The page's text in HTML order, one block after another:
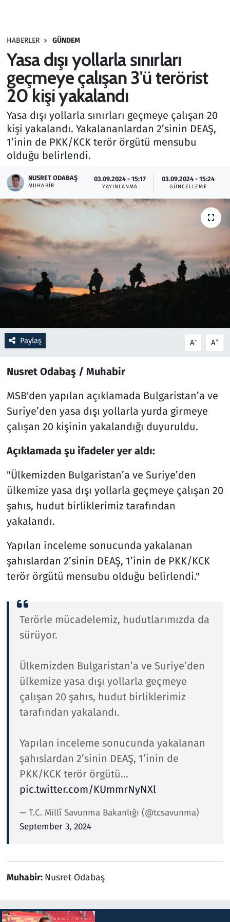
HABERLER GÜNDEM
Yasa dışı yollarla sınırları
geçmeye çalışan 3'ü terörist
20 kişi yakalandı
Yasa dışı yollarla sınırları geçmeye çalışan 20
kişi yakalandı. Yakalananlardan 2’sinin DEAŞ,
1’inin de PKK/KCK terör örgütü mensubu
olduğu belirlendi.
NUSRET ODABAŞ
MUHABIR
03.09.2024 - 15:17
YAYINLANMA
03.09.2024 - 15:24
GÜNCELLEME
Paylaş A- A+
Nusret Odabaş / Muhabir
MSB'den yapılan açıklamada Bulgaristan’a ve
Suriye’den yasa dışı yollarla yurda girmeye
çalışan 20 kişinin yakalandığı duyuruldu.
Açıklamada şu ifadeler yer aldı:
"Ülkemizden Bulgaristan’a ve Suriye’den
ülkemize yasa dışı yollarla geçmeye çalışan 20
şahıs, hudut birliklerimiz tarafından
yakalandı.
Yapılan inceleme sonucunda yakalanan
şahıslardan 2’sinin DEAŞ, 1’inin de PKK/KCK
terör örgütü mensubu olduğu belirlendi."
Terörle mücadelemiz, hudutlarımızda da
sürüyor.
Ülkemizden Bulgaristan’a ve Suriye’den
ülkemize yasa dışı yollarla geçmeye
çalışan 20 şahıs, hudut birliklerimiz
tarafından yakalandı.
Yapılan inceleme sonucunda yakalanan
şahıslardan 2’sinin DEAŞ, 1’inin de
PKK/KCK terör örgütü…
pic.twitter.com/KUmmrNyNXl
— T.C. Millî Savunma Bakanlığı (@tcsavunma)
September 3, 2024
Muhabir: Nusret Odabaş
Haber
Kültür Sanat
Kurumsal Haberler
Lezzet Durağı
Memur ve Kamu
Otomobil
Oyun
Ramazan
Resmi İlanlar
Rüya Tabirleri
Savunma Sanayi
Teknoloji ve Bilim